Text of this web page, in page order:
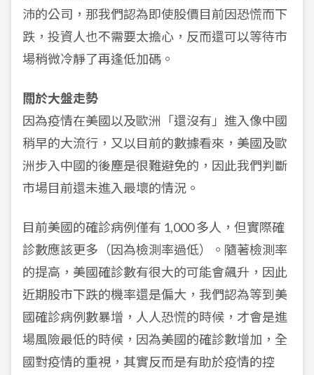
沛的公司，那我們認為即使股價目前因恐慌而下
跌，投資人也不需要太擔心，反而還可以等待市
場稍微冷靜了再逢低加碼。
關於大盤走勢
因為疫情在美國以及歐洲「還沒有」進入像中國
稍早的大流行，又以目前的數據看來，美國及歐
洲步入中國的後塵是很難避免的，因此我們判斷
市場目前還未進入最壞的情況。
目前美國的確診病例僅有 1,000 多人，但實際確
診數應該更多（因為檢測率過低）。隨著檢測率
的提高，美國確診數有很大的可能會飆升，因此
近期股市下跌的機率還是偏大，我們認為等到美
國確診病例數暴增，人人恐慌的時候，才會是進
場風險最低的時候，因為美國的確診數增加，全
國對疫情的重視，其實反而是有助於疫情的控